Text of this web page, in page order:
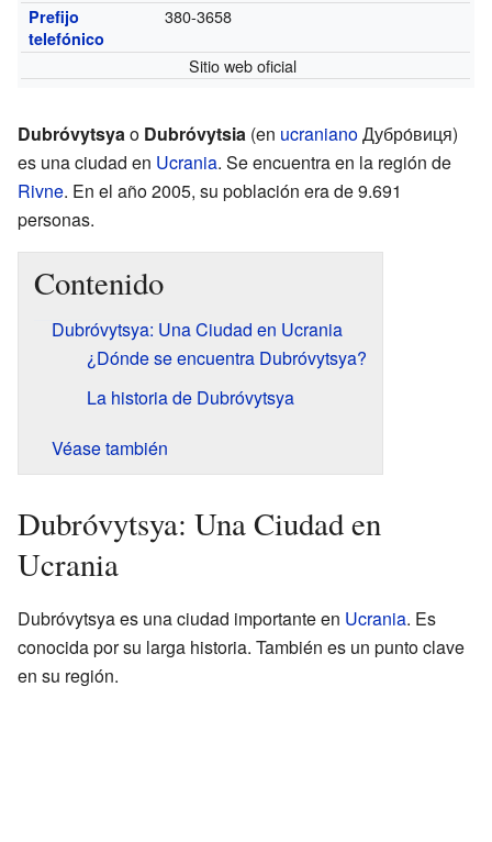
Prefijo
telefónico
380-3658
Sitio web oficial
Dubróvytsyao Dubróvytsia (en ucranianoДубро́виця)
es una ciudad en Ucrania. Se encuentra en la región de
Rivne. En el año 2005, su población era de 9.691
personas.
Contenido
Dubróvytsya: Una Ciudad en Ucrania
¿Dónde se encuentra Dubróvytsya?
La historia de Dubróvytsya
Véase también
Dubróvytsya: Una Ciudad en
Ucrania
Dubróvytsya es una ciudad importante en Ucrania. Es
conocida por su larga historia. También es un punto clave
en su región.